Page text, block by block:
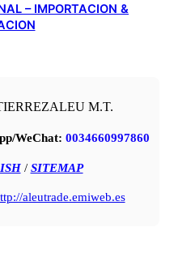
– IMPORTACION &
M.T.
WeChat: 0034660997860
/ SITEMAP
aleutrade.emiweb.es